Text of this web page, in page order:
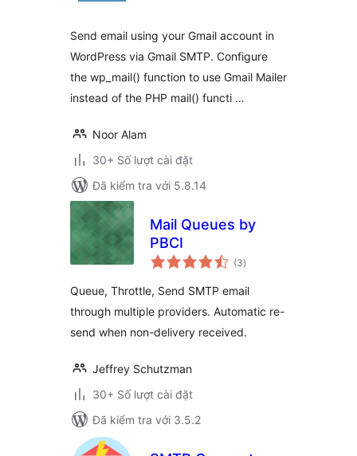
Send email using your Gmail account in
WordPress via Gmail SMTP. Configure
the wp_mail() function to use Gmail Mailer
instead of the PHP mail() functi …
Noor Alam
30+ Số lượt cài đặt
Đã kiểm tra với 5.8.14
Mail Queues by
PBCI
(3tổng
đánh
)
Queue, Throttle, Send SMTP email
through multiple providers. Automatic re-
send when non-delivery received.
Jeffrey Schutzman
30+ Số lượt cài đặt
Đã kiểm tra với 3.5.2